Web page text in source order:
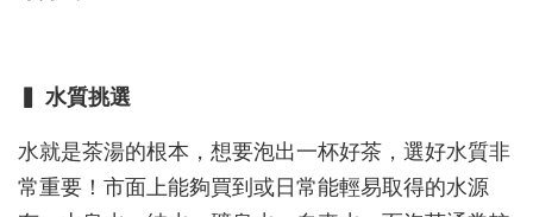
▍ 水質挑選
水就是茶湯的根本，想要泡出一杯好茶，選好水質非
常重要！市面上能夠買到或日常能輕易取得的水源